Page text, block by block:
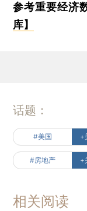
参考重要经济
库】
话题：
#美国 +
#房地产 +
相关阅读